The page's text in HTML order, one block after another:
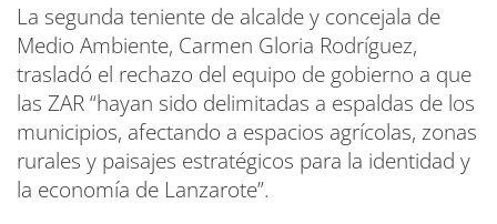
La segunda teniente de alcalde y concejala de
Medio Ambiente, Carmen Gloria Rodríguez,
trasladó el rechazo del equipo de gobierno a que
las ZAR “hayan sido delimitadas a espaldas de los
municipios, afectando a espacios agrícolas, zonas
rurales y paisajes estratégicos para la identidad y
la economía de Lanzarote”.